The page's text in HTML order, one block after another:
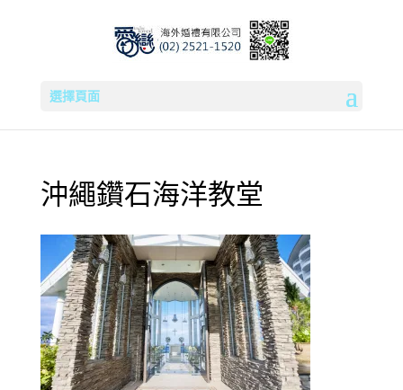
選擇頁面
沖繩鑽石海洋教堂